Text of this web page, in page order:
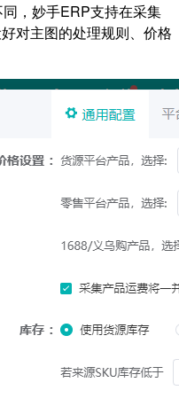
，妙手ERP支持在采集
对主图的处理规则、价格